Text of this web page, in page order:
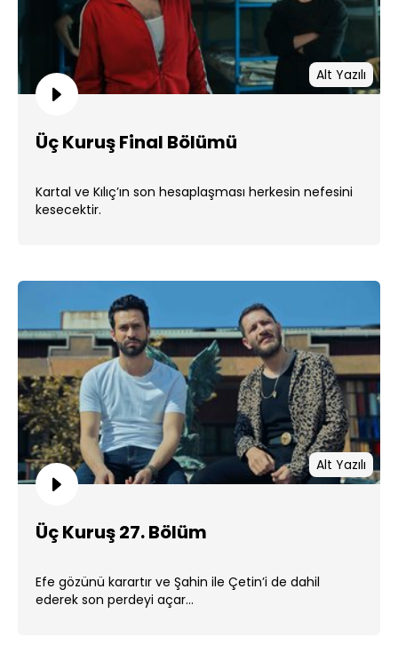
Alt Yazılı
Üç Kuruş Final Bölümü
Kartal ve Kılıç’ın son hesaplaşması herkesin nefesini
kesecektir.
Alt Yazılı
Üç Kuruş 27. Bölüm
Efe gözünü karartır ve Şahin ile Çetin’i de dahil
ederek son perdeyi açar...